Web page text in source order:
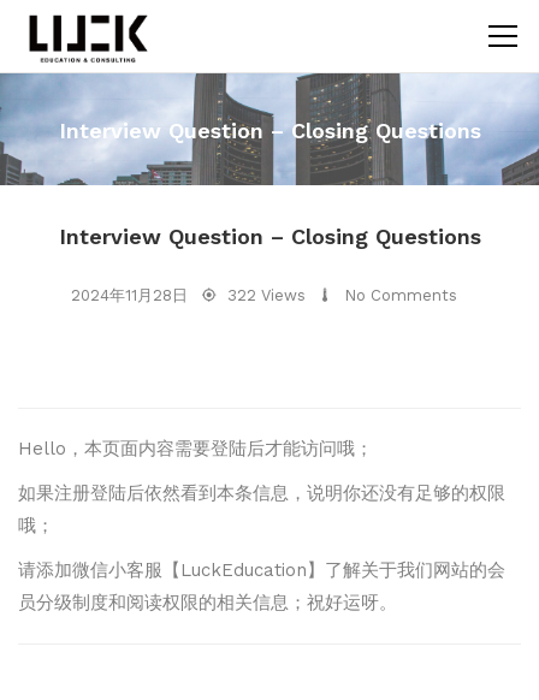
Interview Question – Closing Questions
Interview Question – Closing Questions
2024年11月28日 322 Views No Comments
Hello，本页面内容需要登陆后才能访问哦；
如果注册登陆后依然看到本条信息，说明你还没有足够的权限
哦；
请添加微信小客服【LuckEducation】了解关于我们网站的会
员分级制度和阅读权限的相关信息；祝好运呀。